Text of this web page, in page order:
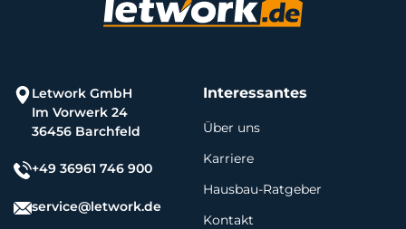
Letwork GmbH
Im Vorwerk 24
36456 Barchfeld
+49 36961 746 900
service@letwork.de
Interessantes
Über uns
Karriere
Hausbau-Ratgeber
Kontakt